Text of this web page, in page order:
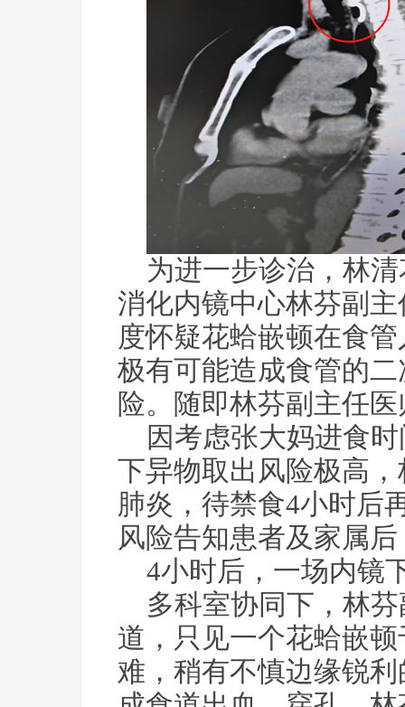
为进一步诊治，林
消化内镜中心林芬副
度怀疑花蛤嵌顿在食
极有可能造成食管的
险。随即林芬副主任
因考虑张大妈进食
下异物取出风险极高
肺炎，待禁食4小时后
风险告知患者及家属
4小时后，一场内镜
多科室协同下，林
道，只见一个花蛤嵌
难，稍有不慎边缘锐